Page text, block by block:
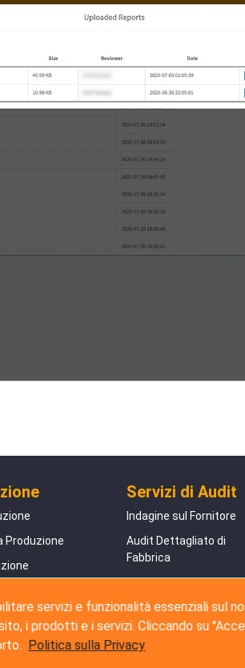
Produzione
Servizi di Audit
Indagine sul Fornitore
Audit Dettagliato di
Fabbrica
Audit Sociale
servizi e funzionalità essenziali sul
i prodotti e i servizi. Cliccando su
Politica sulla Privacy